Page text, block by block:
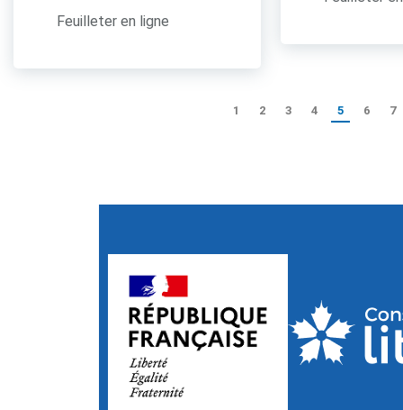
Feuilleter en ligne
1 2 3 4 5 6 7